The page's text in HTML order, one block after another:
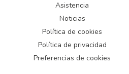
Asistencia
Noticias
Política de cookies
Política de privacidad
Preferencias de cookies